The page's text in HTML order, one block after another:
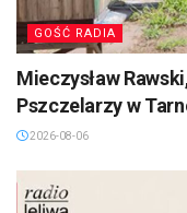
GOŚĆ RADIA
Mieczysław
Pszczelarzy w
2026-08-06